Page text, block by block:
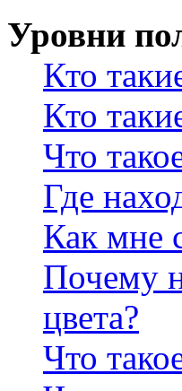
Уровни
Кто
Кто
Что
Где
Как мне
Почему
цвета?
Что